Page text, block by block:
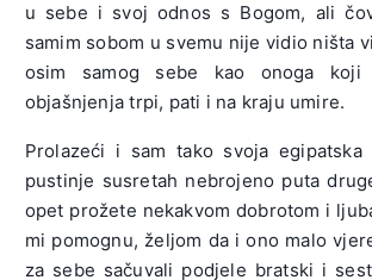
u sebe i svoj odnos s Bogom, ali
samim sobom u svemu nije vidio ništa
osim samog sebe kao onoga
objašnjenja trpi, pati i na kraju umire.
Prolazeći i sam tako svoja
pustinje susretah nebrojeno puta
opet prožete nekakvom dobrotom i
mi pomognu, željom da i ono malo
za sebe sačuvali podjele bratski i